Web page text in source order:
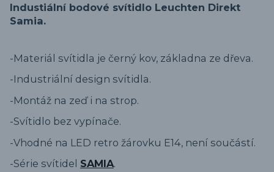
Industiální bodové svítidlo Leuchten Direkt
Samia.
-Materiál svítidla je černý kov, základna ze dřeva.
-Industriální design svítidla.
-Montáž na zeď i na strop.
-Svítidlo bez vypínače.
-Vhodné na LED retro žárovku E14, není součástí.
-Série svítidel SAMIA.